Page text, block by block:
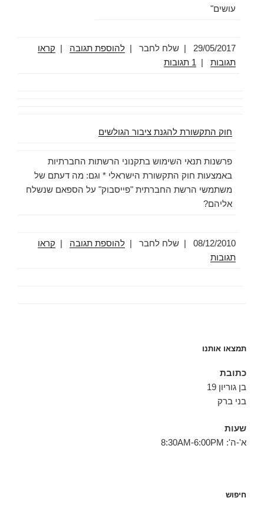
עושים"
29/05/2017
| שלח לחבר | להוספת תגובה | קראו
תגובות | 1 תגובות
חוק התקשורת להגנת ציבור הגולשים
פרשנות תנאי השימוש בתקנוני הרשתות החברתיות
באמצעות חוק התקשורת הישראלי * וגם: מה דעתם של
משתמשי הרשת החברתית "פייסבוק" על הספאם שנשלח
אליהם?
08/12/2010
| שלח לחבר | להוספת תגובה | קראו
תגובות
תמצאו אותנו
כתובת
בן גוריון 19
בני ברק
שעות
א'-ה': 8:30AM-6:00PM
חיפוש